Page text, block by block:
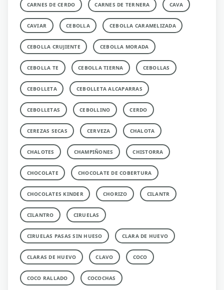
CARNES DE CERDO CARNES DE TERNERA CAVA
CAVIAR CEBOLLA CEBOLLA CARAMELIZADA
CEBOLLA CRUJIENTE CEBOLLA MORADA
CEBOLLA TE CEBOLLA TIERNA CEBOLLAS
CEBOLLETA CEBOLLETA ALCAPARRAS
CEBOLLETAS CEBOLLINO CERDO
CEREZAS SECAS CERVEZA CHALOTA
CHALOTES CHAMPIÑONES CHISTORRA
CHOCOLATE CHOCOLATE DE COBERTURA
CHOCOLATES KINDER CHORIZO CILANTR
CILANTRO CIRUELAS
CIRUELAS PASAS SIN HUESO CLARA DE HUEVO
CLARAS DE HUEVO CLAVO COCO
COCO RALLADO COCOCHAS